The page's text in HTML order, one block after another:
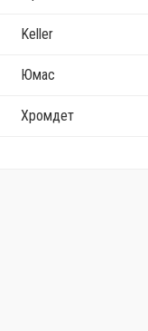
Keller
Юмас
Хромдет